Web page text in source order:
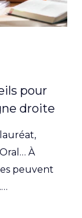
pour
droite
À
peuvent